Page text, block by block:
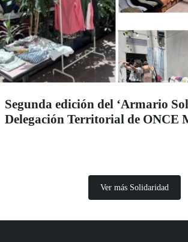
Segunda edición del ‘Armario
Delegación Territorial de ONCE
Ver más Solidaridad